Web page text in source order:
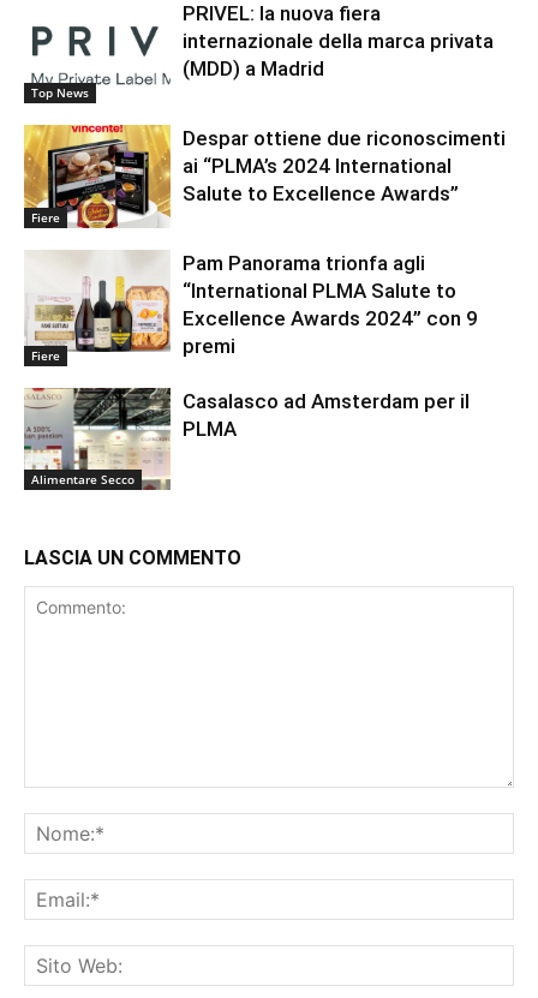
Top News
PRIVEL: la nuova fiera
internazionale della marca privata
(MDD) a Madrid
Fiere
Despar ottiene due riconoscimenti
ai “PLMA’s 2024 International
Salute to Excellence Awards”
Fiere
Pam Panorama trionfa agli
“International PLMA Salute to
Excellence Awards 2024” con 9
premi
Alimentare Secco
Casalasco ad Amsterdam per il
PLMA
LASCIA UN COMMENTO